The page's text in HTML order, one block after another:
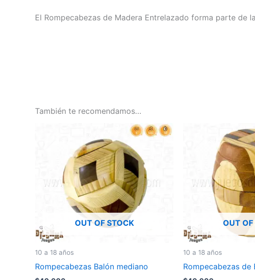
El Rompecabezas de Madera Entrelazado forma parte de
También te recomendamos…
OUT OF STOCK
10 a 18 años
Rompecabezas Balón mediano
OUT OF
10 a 18 años
Rompecabezas de